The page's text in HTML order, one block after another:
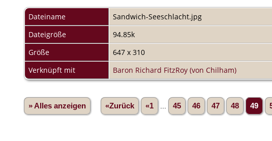
Dateiname
Sandwich-Seeschlacht.jpg
Dateigröße
94.85k
Größe
647 x 310
Verknüpft mit
Baron Richard FitzRoy (von Chilham)
» Alles anzeigen «Zurück «1 45 46 47 48 49